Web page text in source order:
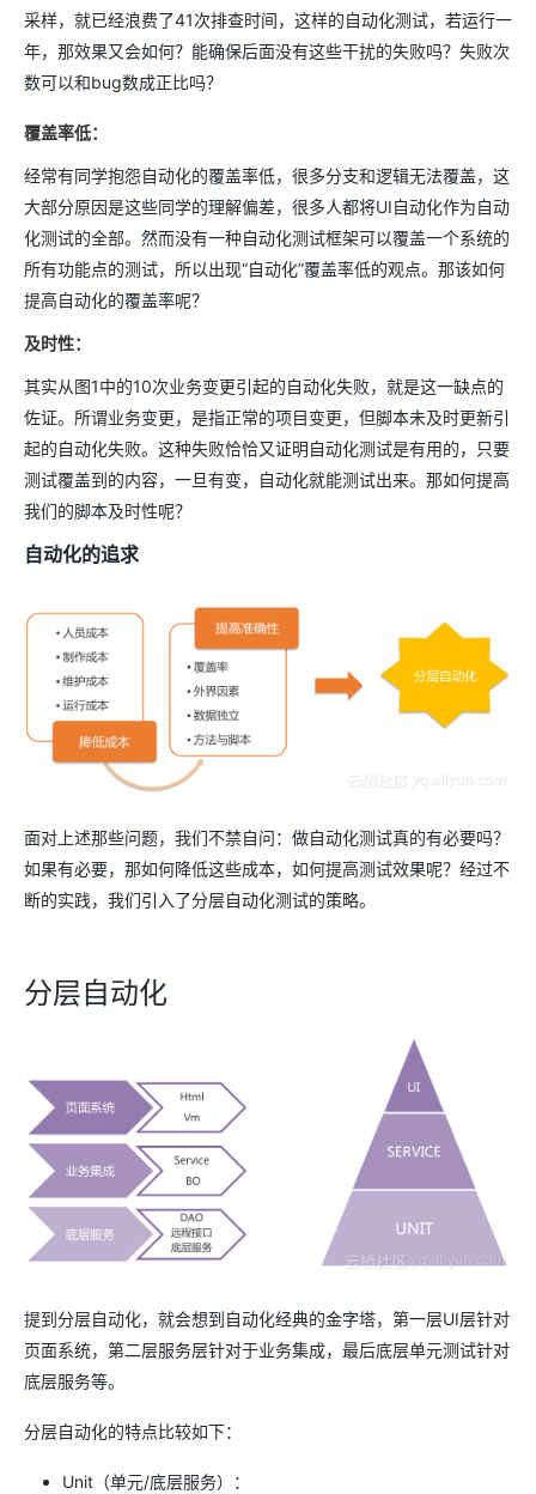
采样，就已经浪费了41次排查时间，这样的自动化测试，若运行一
年，那效果又会如何？能确保后面没有这些干扰的失败吗？失败次
数可以和bug数成正比吗？
覆盖率低：
经常有同学抱怨自动化的覆盖率低，很多分支和逻辑无法覆盖，这
大部分原因是这些同学的理解偏差，很多人都将UI自动化作为自动
化测试的全部。然而没有一种自动化测试框架可以覆盖一个系统的
所有功能点的测试，所以出现“自动化”覆盖率低的观点。那该如何
提高自动化的覆盖率呢？
及时性：
其实从图1中的10次业务变更引起的自动化失败，就是这一缺点的
佐证。所谓业务变更，是指正常的项目变更，但脚本未及时更新引
起的自动化失败。这种失败恰恰又证明自动化测试是有用的，只要
测试覆盖到的内容，一旦有变，自动化就能测试出来。那如何提高
我们的脚本及时性呢？
自动化的追求
面对上述那些问题，我们不禁自问：做自动化测试真的有必要吗？
如果有必要，那如何降低这些成本，如何提高测试效果呢？经过不
断的实践，我们引入了分层自动化测试的策略。
分层自动化
提到分层自动化，就会想到自动化经典的金字塔，第一层UI层针对
页面系统，第二层服务层针对于业务集成，最后底层单元测试针对
底层服务等。
分层自动化的特点比较如下：
Unit（单元/底层服务）：